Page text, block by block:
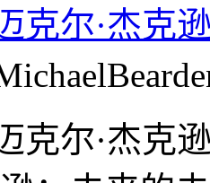
克尔·杰克
·杰克逊